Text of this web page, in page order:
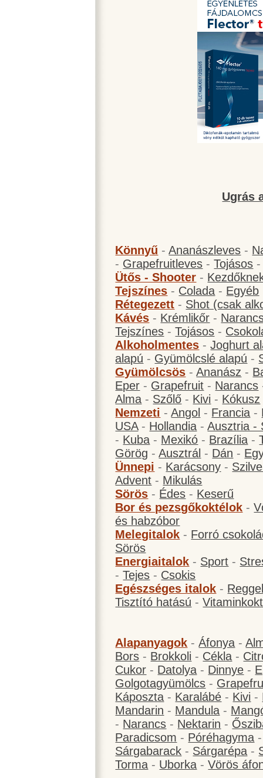
Ugrás
Könnyű -Ananászleves -
- Grapefruitleves -Tojásos
Ütős - Shooter -
Tejszínes - Colada - Egyéb
Rétegezett - Shot (csak
Kávés - Krémlikőr -
Tejszínes -Tojásos -
Alkoholmentes -Joghurt
alapú - Gyümölcslé alapú -
Gyümölcsös -Ananász -
Eper - Grapefruit - Narancs
Alma - Szőlő - Kivi - Kókusz
Nemzeti -Angol - Francia -
USA- Hollandia -Ausztria -
- Kuba - Mexikó - Brazília -
Görög -Ausztrál - Dán -
Ünnepi - Karácsony -
Advent - Mikulás
Sörös - Édes - Keserű
Bor és pezsgőkoktélok -
és habzóbor
Melegitalok - Forró
Sörös
Energiaitalok - Sport -
-Tejes - Csokis
Egészséges italok -
Tisztító hatású -
Alapanyagok -Áfonya -
Bors - Brokkoli - Cékla -
Cukor - Datolya - Dinnye -
Golgotagyümölcs -
Káposzta - Karalábé - Kivi -
Mandarin - Mandula -
- Narancs - Nektarin -
Paradicsom - Póréhagyma
Sárgabarack - Sárgarépa -
Torma - Uborka -Vörös